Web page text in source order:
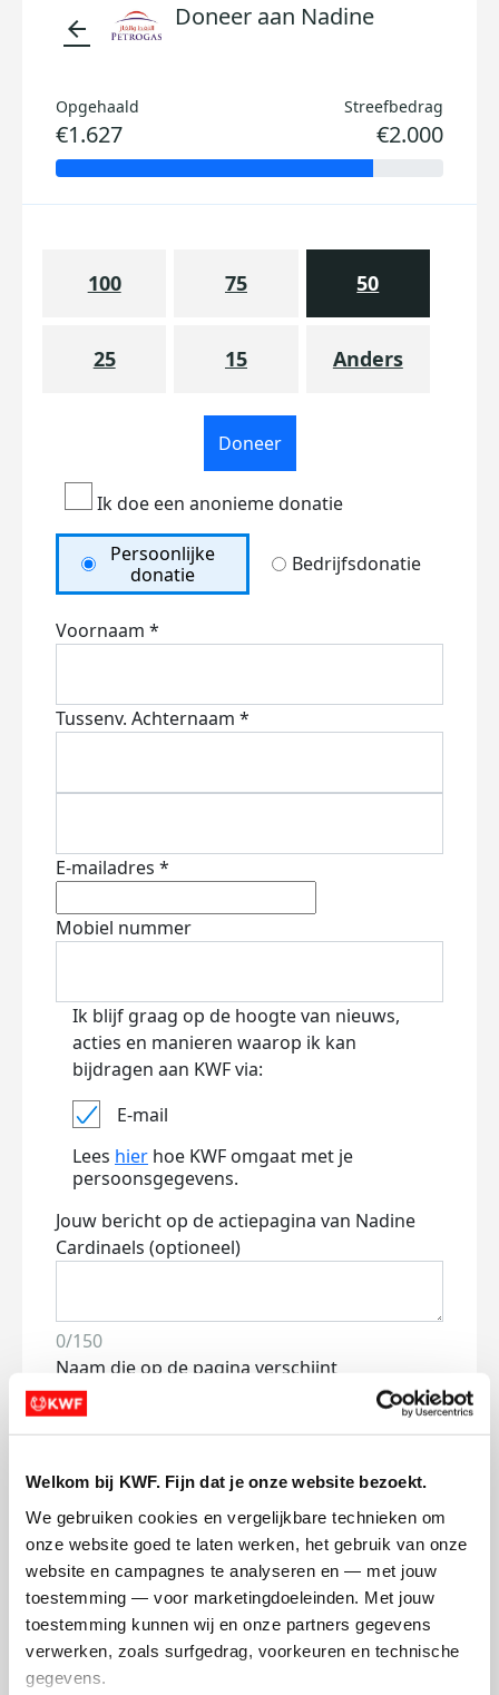
Welkom bij KWF. Fijn dat je onze website bezoekt.
We gebruiken cookies en vergelijkbare technieken om
onze website goed te laten werken, het gebruik van onze
website en campagnes te analyseren en — met jouw
toestemming — voor marketingdoeleinden. Met jouw
toestemming kunnen wij en onze partners gegevens
verwerken, zoals surfgedrag, voorkeuren en technische
gegevens.
arrow_back Doneer aan Nadine
Opgehaald
€1.627
Streefbedrag
€2.000
100 75 50
25 15 Anders
Doneer
Ik doe een anonieme donatie
Persoonlijke
donatie
Bedrijfsdonatie
Voornaam *
Tussenv. Achternaam *
E-mailadres *
Mobiel nummer
Ik blijf graag op de hoogte van nieuws,
acties en manieren waarop ik kan
bijdragen aan KWF via:
E-mail
Lees hier hoe KWF omgaat met je
persoonsgegevens.
Jouw bericht op de actiepagina van Nadine
Cardinaels (optioneel)
0/150
Naam die op de pagina verschijnt
Volgende